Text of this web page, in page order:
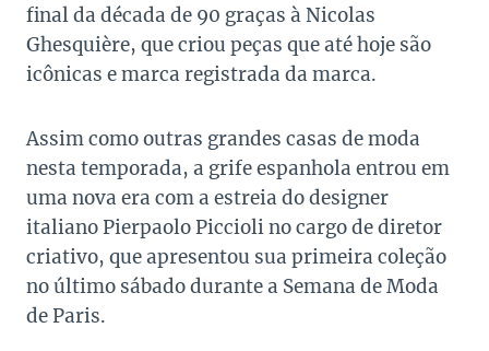
final da década de 90 graças à Nicolas
Ghesquière, que criou peças que até hoje são
icônicas e marca registrada da marca.
Assim como outras grandes casas de moda
nesta temporada, a grife espanhola entrou em
uma nova era com a estreia do designer
italiano Pierpaolo Piccioli no cargo de diretor
criativo, que apresentou sua primeira coleção
no último sábado durante a Semana de Moda
de Paris.